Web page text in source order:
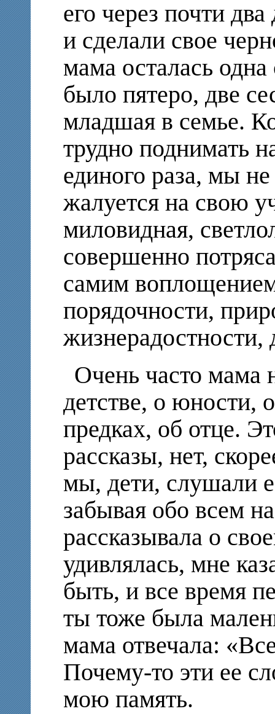
его через почти
и сделали свое
мама осталась
было пятеро, две
младшая в семье.
трудно поднимать
единого раза, мы
жалуется на свою
миловидная,
совершенно
самим
порядочности,
жизнерадостности,
Очень часто мама
детстве, о
предках, об отце.
рассказы, нет,
мы, дети, слушали
забывая обо всем
рассказывала о
удивлялась, мне
быть, и все время
ты тоже была
мама отвечала:
Почему-то эти ее
мою память.